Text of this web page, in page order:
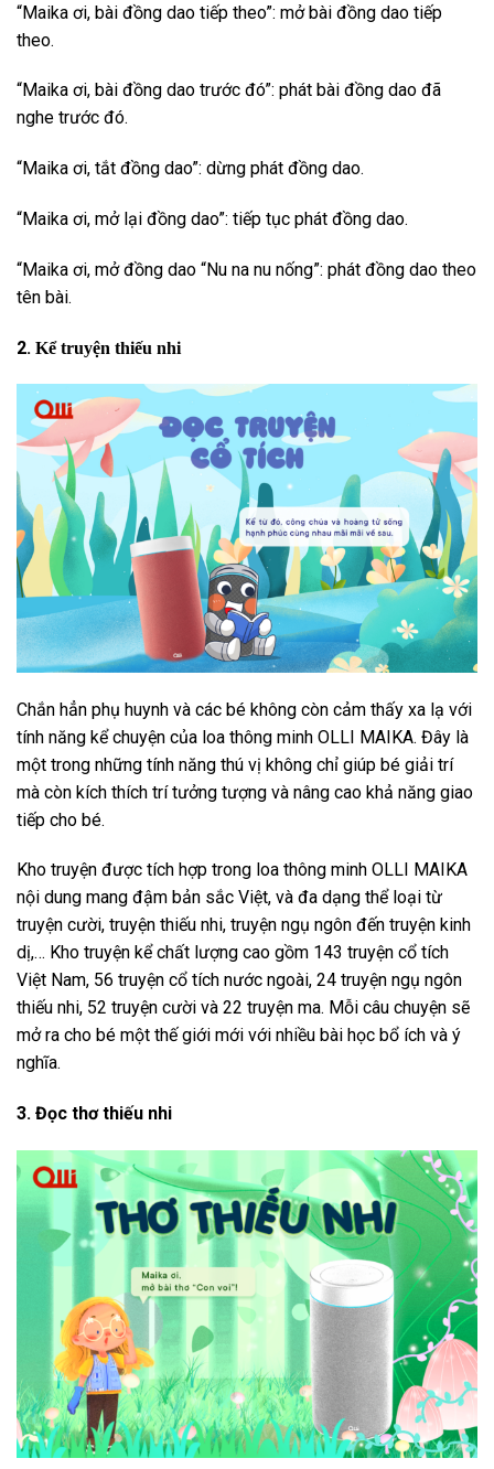
“Maika ơi, bài đồng dao tiếp theo”: mở bài đồng dao tiếp
theo.
“Maika ơi, bài đồng dao trước đó”: phát bài đồng dao đã
nghe trước đó.
“Maika ơi, tắt đồng dao”: dừng phát đồng dao.
“Maika ơi, mở lại đồng dao”: tiếp tục phát đồng dao.
“Maika ơi, mở đồng dao “Nu na nu nống”: phát đồng dao theo
tên bài.
2. Kể truyện thiếu nhi
Chắn hẳn phụ huynh và các bé không còn cảm thấy xa lạ với
tính năng kể chuyện của loa thông minh OLLI MAIKA. Đây là
một trong những tính năng thú vị không chỉ giúp bé giải trí
mà còn kích thích trí tưởng tượng và nâng cao khả năng giao
tiếp cho bé.
Kho truyện được tích hợp trong loa thông minh OLLI MAIKA
nội dung mang đậm bản sắc Việt, và đa dạng thể loại từ
truyện cười, truyện thiếu nhi, truyện ngụ ngôn đến truyện kinh
dị,… Kho truyện kể chất lượng cao gồm 143 truyện cổ tích
Việt Nam, 56 truyện cổ tích nước ngoài, 24 truyện ngụ ngôn
thiếu nhi, 52 truyện cười và 22 truyện ma. Mỗi câu chuyện sẽ
mở ra cho bé một thế giới mới với nhiều bài học bổ ích và ý
nghĩa.
3. Đọc thơ thiếu nhi